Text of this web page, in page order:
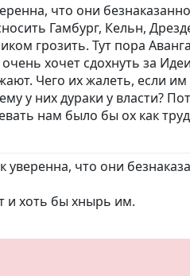
что они
Гамбург, Кельн,
грозить. Тут пора
хочет сдохнуть за
Чего их жалеть, если
у них дураки у власти?
нам было бы ох как
уверенна, что они
и хоть бы хнырь им.